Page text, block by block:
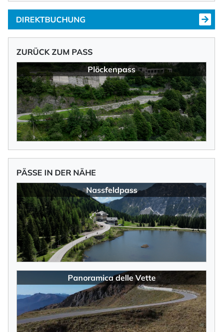
DIREKTBUCHUNG
ZURÜCK ZUM PASS
Plöckenpass
PÄSSE IN DER NÄHE
Nassfeldpass
Panoramica delle Vette